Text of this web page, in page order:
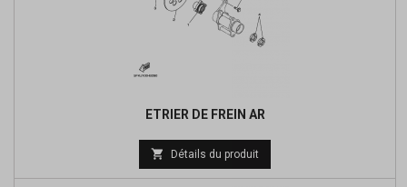
ETRIER DE FREIN AR
Prix
de
 Détails du produit